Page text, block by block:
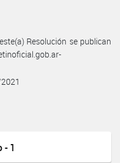
Resolución se publican
1